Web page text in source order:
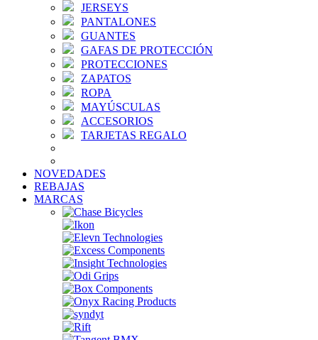
JERSEYS
PANTALONES
GUANTES
GAFAS DE PROTECCIÓN
PROTECCIONES
ZAPATOS
ROPA
MAYÚSCULAS
ACCESORIOS
TARJETAS REGALO
NOVEDADES
REBAJAS
MARCAS